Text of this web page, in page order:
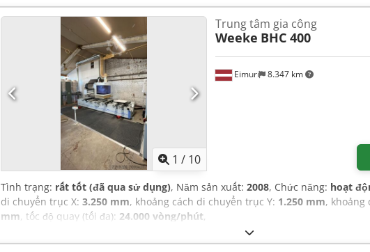
1 / 10
Eimuri 8.347 km
Trung tâm gia công
Weeke BHC 400
Tình trạng: rất tốt (đã qua sử dụng), Năm sản xuất: 2008, Chức năng: hoạt
di chuyển trục X: 3.250 mm, khoảng cách di chuyển trục Y: 1.250 mm, khoảng
mm, tốc độ quay (tối đa): 24.000 vòng/phút,